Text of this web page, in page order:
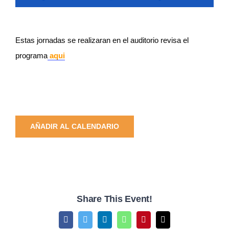
Estas jornadas se realizaran en el auditorio revisa el
programa aqui
AÑADIR AL CALENDARIO
Share This Event!
FacebookTwitterLinkedInWhatsAppPinterestEmail